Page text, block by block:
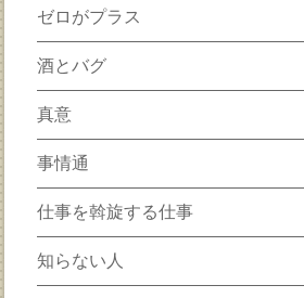
ゼロがプラス
酒とバグ
真意
事情通
仕事を斡旋する仕事
知らない人